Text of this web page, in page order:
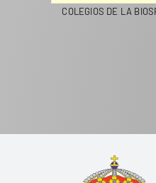
COLEGIOS DE LA